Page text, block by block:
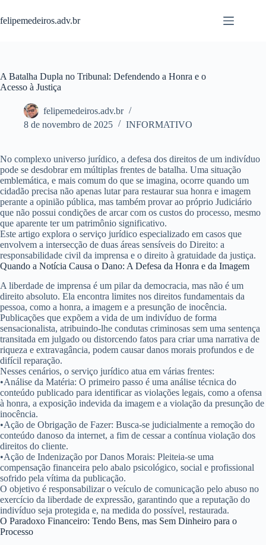
para
o
felipemedeiros.adv.br
A Batalha Dupla no Tribunal: Defendendo a Honra e o
Acesso à Justiça
felipemedeiros.adv.br
8 de novembro de 2025
INFORMATIVO
No complexo universo jurídico, a defesa dos direitos de um indivíduo
pode se desdobrar em múltiplas frentes de batalha. Uma situação
emblemática, e mais comum do que se imagina, ocorre quando um
cidadão precisa não apenas lutar para restaurar sua honra e imagem
perante a opinião pública, mas também provar ao próprio Judiciário
que não possui condições de arcar com os custos do processo, mesmo
que aparente ter um patrimônio significativo.
Este artigo explora o serviço jurídico especializado em casos que
envolvem a intersecção de duas áreas sensíveis do Direito: a
responsabilidade civil da imprensa e o direito à gratuidade da justiça.
Quando a Notícia Causa o Dano: A Defesa da Honra e da Imagem
A liberdade de imprensa é um pilar da democracia, mas não é um
direito absoluto. Ela encontra limites nos direitos fundamentais da
pessoa, como a honra, a imagem e a presunção de inocência.
Publicações que expõem a vida de um indivíduo de forma
sensacionalista, atribuindo-lhe condutas criminosas sem uma sentença
transitada em julgado ou distorcendo fatos para criar uma narrativa de
riqueza e extravagância, podem causar danos morais profundos e de
difícil reparação.
Nesses cenários, o serviço jurídico atua em várias frentes:
•Análise da Matéria: O primeiro passo é uma análise técnica do
conteúdo publicado para identificar as violações legais, como a ofensa
à honra, a exposição indevida da imagem e a violação da presunção de
inocência.
•Ação de Obrigação de Fazer: Busca-se judicialmente a remoção do
conteúdo danoso da internet, a fim de cessar a contínua violação dos
direitos do cliente.
•Ação de Indenização por Danos Morais: Pleiteia-se uma
compensação financeira pelo abalo psicológico, social e profissional
sofrido pela vítima da publicação.
O objetivo é responsabilizar o veículo de comunicação pelo abuso no
exercício da liberdade de expressão, garantindo que a reputação do
indivíduo seja protegida e, na medida do possível, restaurada.
O Paradoxo Financeiro: Tendo Bens, mas Sem Dinheiro para o
Processo